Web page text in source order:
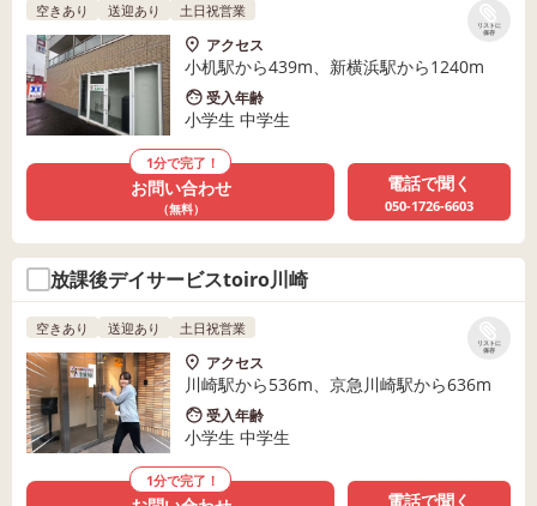
リストに
保存
空きあり 送迎あり 土日祝営業
アクセス
小机駅から439m、新横浜駅から1240m
受入年齢
小学生 中学生
1分で完了！
お問い合わせ
（無料）
電話で聞く
050-1726-6603
放課後デイサービスtoiro川崎
リストに
保存
空きあり 送迎あり 土日祝営業
アクセス
川崎駅から536m、京急川崎駅から636m
受入年齢
小学生 中学生
1分で完了！
電話で聞く